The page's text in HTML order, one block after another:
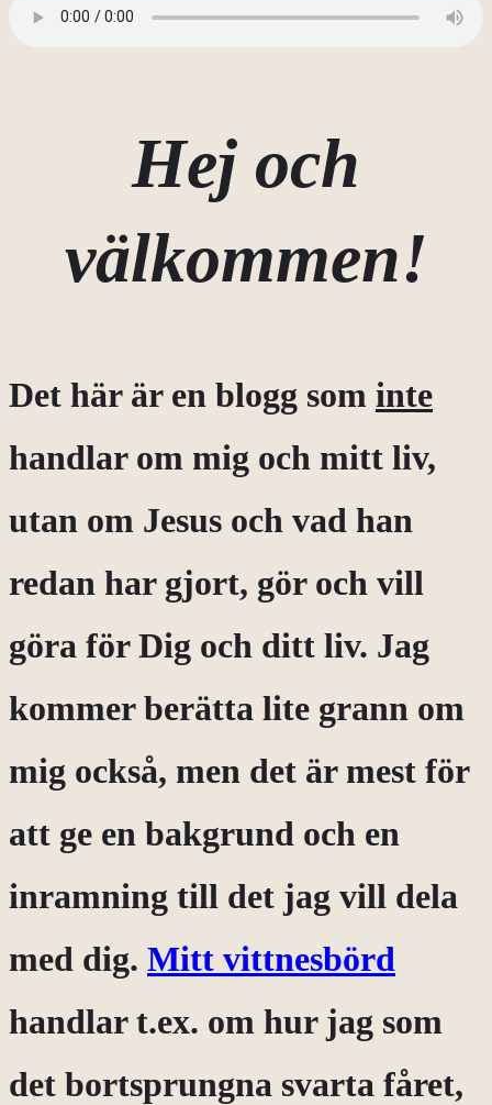
Hej och
välkommen!
Det här är en blogg som inte
handlar om mig och mitt liv,
utan om Jesus och vad han
redan har gjort, gör och vill
göra för Dig och ditt liv. Jag
kommer berätta lite grann om
mig också, men det är mest för
att ge en bakgrund och en
inramning till det jag vill dela
med dig. Mitt vittnesbörd
handlar t.ex. om hur jag som
det bortsprungna svarta fåret,